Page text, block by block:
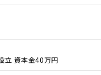
立 資本金40万円